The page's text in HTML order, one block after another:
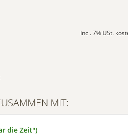
incl. 7% USt.
MIT:
die Zeit")